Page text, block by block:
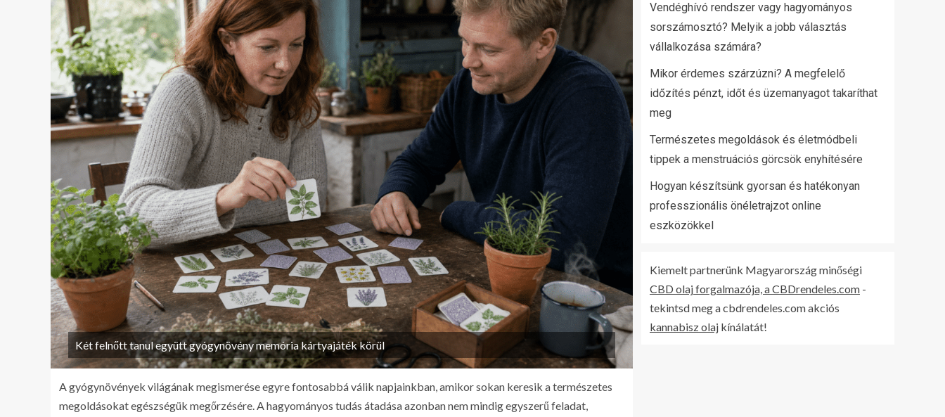
Két felnőtt tanul együtt gyógynövény memória kártyajáték körül
A gyógynövények világának megismerése egyre fontosabbá válik napjainkban, amikor sokan keresik a természetes
megoldásokat egészségük megőrzésére. A hagyományos tudás átadása azonban nem mindig egyszerű feladat,
Vendéghívó rendszer vagy hagyományos
sorszámosztó? Melyik a jobb választás
vállalkozása számára?
Mikor érdemes szárzúzni? A megfelelő
időzítés pénzt, időt és üzemanyagot takaríthat
meg
Természetes megoldások és életmódbeli
tippek a menstruációs görcsök enyhítésére
Hogyan készítsünk gyorsan és hatékonyan
professzionális önéletrajzot online
eszközökkel
Kiemelt partnerünk Magyarország minőségi
CBD olaj forgalmazója, a CBDrendeles.com -
tekintsd meg a cbdrendeles.com akciós
kannabisz olaj kínálatát!